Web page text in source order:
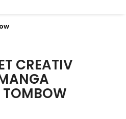
CREATIV
TOMBOW